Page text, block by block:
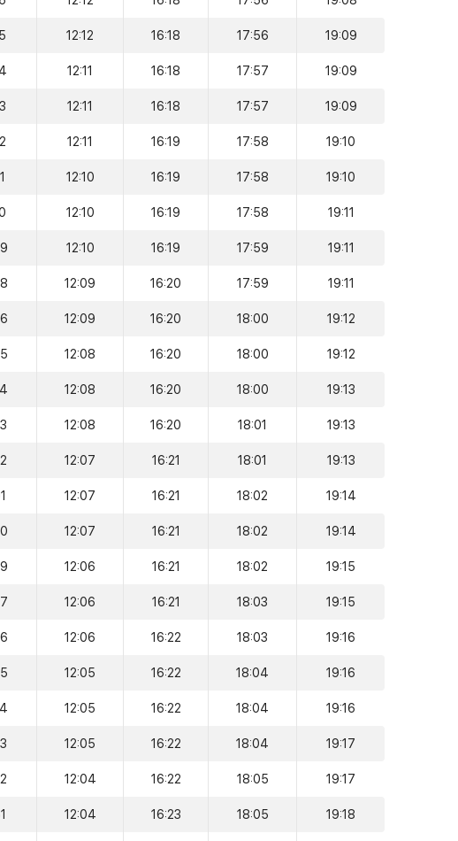
12:12 16:18 17:56 19:09
12:11 16:18 17:57 19:09
12:11 16:18 17:57 19:09
12:11 16:19 17:58 19:10
12:10 16:19 17:58 19:10
12:10 16:19 17:58 19:11
12:10 16:19 17:59 19:11
12:09 16:20 17:59 19:11
12:09 16:20 18:00 19:12
12:08 16:20 18:00 19:12
12:08 16:20 18:00 19:13
12:08 16:20 18:01 19:13
12:07 16:21 18:01 19:13
12:07 16:21 18:02 19:14
12:07 16:21 18:02 19:14
12:06 16:21 18:02 19:15
12:06 16:21 18:03 19:15
12:06 16:22 18:03 19:16
12:05 16:22 18:04 19:16
12:05 16:22 18:04 19:16
12:05 16:22 18:04 19:17
12:04 16:22 18:05 19:17
12:04 16:23 18:05 19:18